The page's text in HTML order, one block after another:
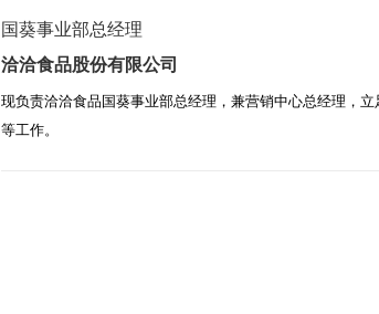
国葵事业部总经理
洽洽食品股份有限公司
现负责洽洽食品国葵事业部总经理，兼营销中心总经理，
等工作。